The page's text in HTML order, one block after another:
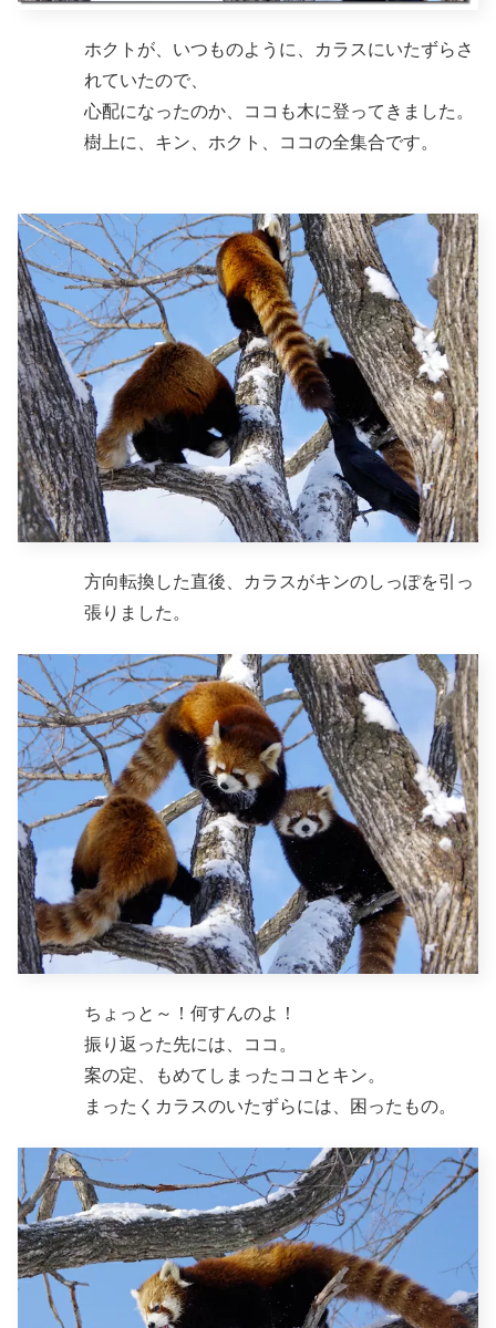
ホクトが、いつものように、カラスにいたずらさ
れていたので、
心配になったのか、ココも木に登ってきました。
樹上に、キン、ホクト、ココの全集合です。
方向転換した直後、カラスがキンのしっぽを引っ
張りました。
ちょっと～！何すんのよ！
振り返った先には、ココ。
案の定、もめてしまったココとキン。
まったくカラスのいたずらには、困ったもの。